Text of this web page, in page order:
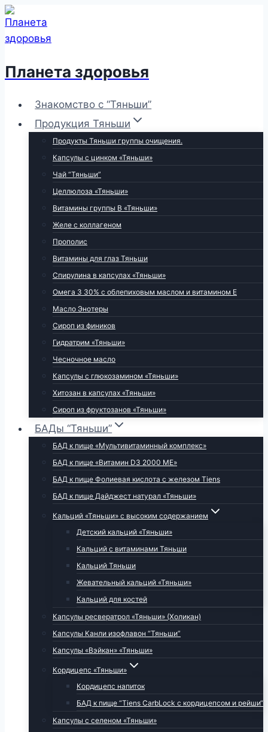
Перейти
к
содержимому
Планета здоровья
Знакомство с “Тяньши”
Продукция Тяньши
Продукты Тяньши группы очищения.
Капсулы с цинком «Тяньши»
Чай “Тяньши”
Целлюлоза «Тяньши»
Витамины группы В «Тяньши»
Желе с коллагеном
Прополис
Витамины для глаз Тяньши
Спирулина в капсулах «Тяньши»
Омега 3 30% с облепиховым маслом и витамином Е
Масло Энотеры
Сироп из фиников
Гидратрим «Тяньши»
Чесночное масло
Капсулы с глюкозамином «Тяньши»
Хитозан в капсулах «Тяньши»
Сироп из фруктозанов «Тяньши»
БАДы “Тяньши”
БАД к пище «Мультивитаминный комплекс»
БАД к пище «Витамин D3 2000 МЕ»
БАД к пище Фолиевая кислота с железом Tiens
БАД к пище Дайджест натурал «Тяньши»
Кальций «Тяньши» с высоким содержанием
Детский кальций «Тяньши»
Кальций с витаминами Тяньши
Кальций Тяньши
Жевательный кальций «Тяньши»
Кальций для костей
Капсулы ресвератрол «Тяньши» (Холикан)
Капсулы Канли изофлавон “Тяньши”
Капсулы «Вэйкан» «Тяньши»
Кордицепс «Тяньши»
Кордицепс напиток
БАД к пище “Tiens CarbLock c кордицепсом и рейши“
Капсулы с селеном «Тяньши»